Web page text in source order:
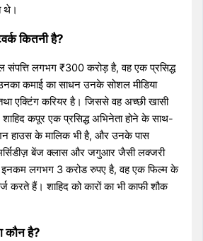
थे।
कितनी है?
संपत्ति लगभग ₹300 करोड़ है, वह एक प्रसिद्ध
कमाई का साधन उनके सोशल मीडिया
एक्टिंग करियर है। जिससे वह अच्छी खासी
कपूर एक प्रसिद्ध अभिनेता होने के साथ-
हाउस के मालिक भी है, और उनके पास
मर्सिडीज़ बेंज क्लास और जगुआर जैसी लक्जरी
इनकम लगभग 3 करोड रुपए है, वह एक फिल्म के
करते हैं। शाहिद को कारों का भी काफी शौक
कौन है?